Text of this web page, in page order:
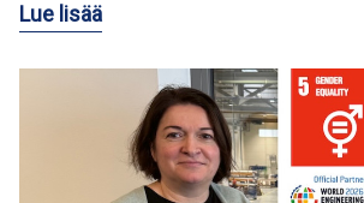
Lue lisää